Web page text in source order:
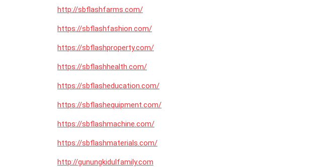
http://sbflashfarms.com/
https://sbflashfashion.com/
https://sbflashproperty.com/
https://sbflashhealth.com/
https://sbflasheducation.com/
https://sbflashequipment.com/
https://sbflashmachine.com/
https://sbflashmaterials.com/
http://gunungkidulfamily.com